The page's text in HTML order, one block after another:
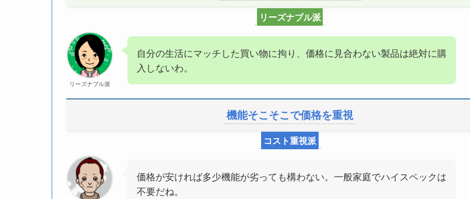
リーズナブル派
リーズナブル派
自分の生活にマッチした買い物に拘り、価格に見合わない製品は絶対に購
入しないわ。
機能そこそこで価格を重視
コスト重視派
価格が安ければ多少機能が劣っても構わない。一般家庭でハイスペックは
不要だね。